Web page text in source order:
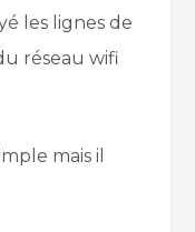
les lignes de
réseau wifi
mais il